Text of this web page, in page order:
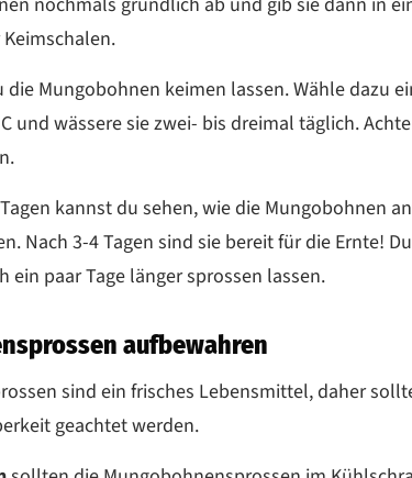
die Mungobohnen keimen lassen. Wähle dazu
und wässere sie zwei- bis dreimal täglich.
kannst du sehen, wie die Mungobohnen
Nach 3-4 Tagen sind sie bereit für die Ernte!
ein paar Tage länger sprossen lassen.
aufbewahren
sind ein frisches Lebensmittel, daher
geachtet werden.